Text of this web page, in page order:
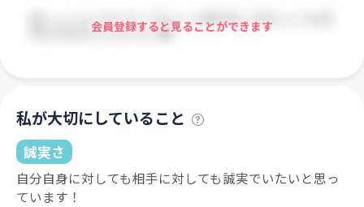
会員登録すると見ることができます
私が大切にしていること
誠実さ
自分自身に対しても相手に対しても誠実でいたいと思っ
ています！